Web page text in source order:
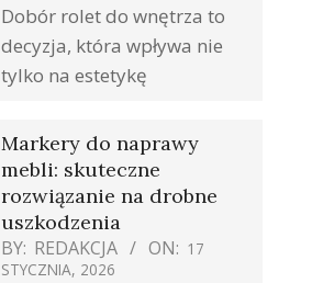
Dobór rolet do wnętrza to
decyzja, która wpływa nie
tylko na estetykę
Markery do naprawy
mebli: skuteczne
rozwiązanie na drobne
uszkodzenia
BY: REDAKCJA ON: 17
STYCZNIA, 2026